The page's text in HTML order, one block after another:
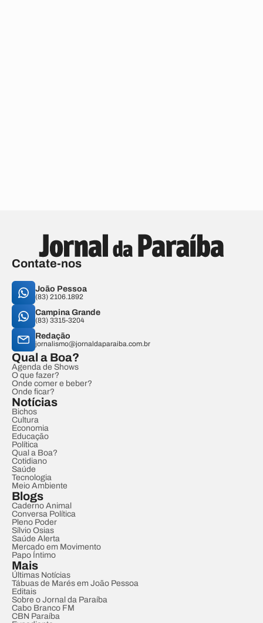
Contate-nos
João Pessoa
(83) 2106.1892
Campina Grande
(83) 3315-3204
Redação
jornalismo@jornaldaparaiba.com.br
Qual a Boa?
Agenda de Shows
O que fazer?
Onde comer e beber?
Onde ficar?
Notícias
Bichos
Cultura
Economia
Educação
Política
Qual a Boa?
Cotidiano
Saúde
Tecnologia
Meio Ambiente
Blogs
Caderno Animal
Conversa Política
Pleno Poder
Sílvio Osias
Saúde Alerta
Mercado em Movimento
Papo Íntimo
Mais
Últimas Notícias
Tábuas de Marés em João Pessoa
Editais
Sobre o Jornal da Paraíba
Cabo Branco FM
CBN Paraíba